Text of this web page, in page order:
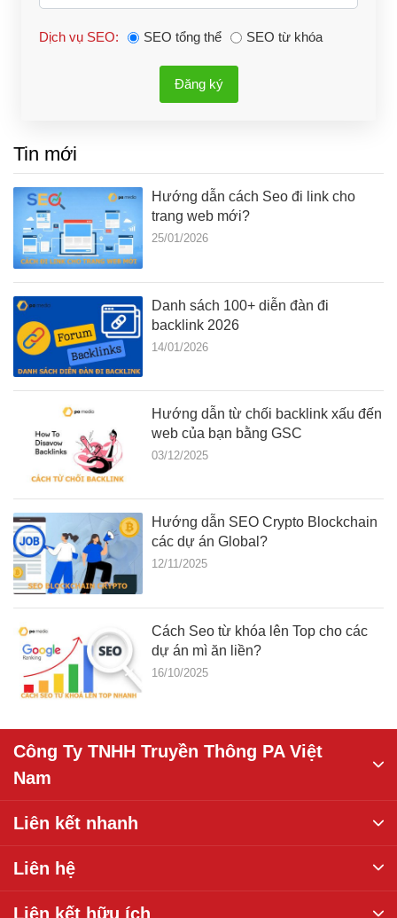
Dịch vụ SEO: SEO tổng thể SEO từ khóa
Đăng ký
Tin mới
Hướng dẫn cách Seo đi link cho
trang web mới?
25/01/2026
Danh sách 100+ diễn đàn đi
backlink 2026
14/01/2026
Hướng dẫn từ chối backlink xấu đến
web của bạn bằng GSC
03/12/2025
Hướng dẫn SEO Crypto Blockchain
các dự án Global?
12/11/2025
Cách Seo từ khóa lên Top cho các
dự án mì ăn liền?
16/10/2025
Công Ty TNHH Truyền Thông PA Việt
Nam
Liên kết nhanh
Liên hệ
Liên kết hữu ích